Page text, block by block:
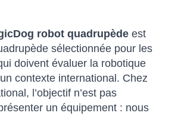
robot quadrupède est
sélectionnée pour les
doivent évaluer la robotique
contexte international. Chez
l’objectif n’est pas
un équipement : nous